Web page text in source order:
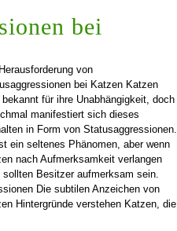
bei
von
bei Katzen Katzen
für ihre Unabhängigkeit, doch
manifestiert sich dieses
in Form von Statusaggressionen.
ein seltenes Phänomen, aber wenn
nach Aufmerksamkeit verlangen
Besitzer aufmerksam sein.
Die subtilen Anzeichen von
Hintergründe verstehen Katzen, die